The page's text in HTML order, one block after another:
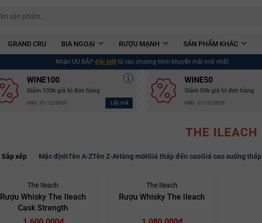
GRAND CRU BIA NGOẠI RƯỢU MẠNH SẢN PHẨM KHÁC
Nhận ƯU ĐÃI* đặc biệt từ các chương trình khuyến mãi mới nhất
WINE100
Giảm 100k giá trị đơn hàng
HSD: 31/12/2025 Lấy mã
WINE50
Giảm 50k giá trị đơn hàng
HSD: 31/12/2025
THE ILEACH
Sắp xếp Mặc địnhTên A-ZTên Z-AHàng mớiGiá thấp đến caoGiá cao xuống thấp
The Ileach
Rượu Whisky The Ileach
Cask Strength
The Ileach
Rượu Whisky The Ileach